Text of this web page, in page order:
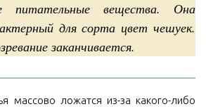
питательные вещества. Она
для сорта цвет чешуек.
заканчивается.
массово ложатся из-за какого-либо